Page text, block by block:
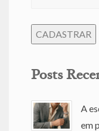
Posts
A
em